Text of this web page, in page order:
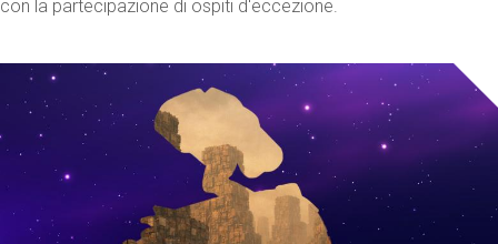
con la partecipazione di ospiti d'eccezione.